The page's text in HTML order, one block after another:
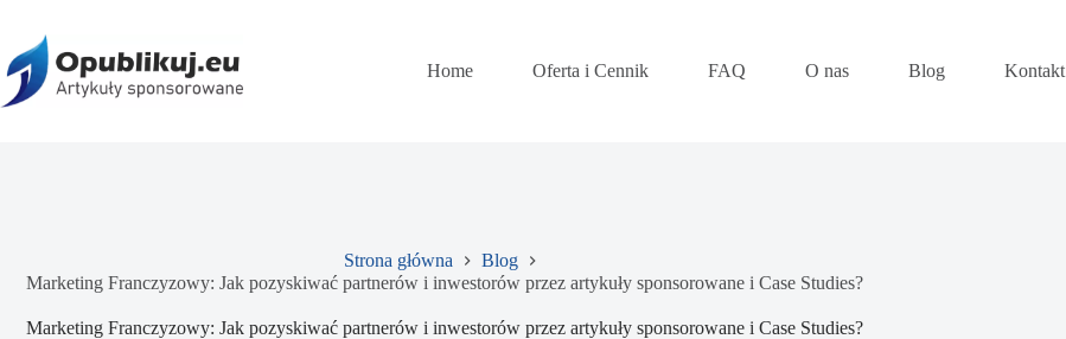
treści
Home
Oferta i Cennik FAQ O nas Blog Kontakt
Strona główna
Blog
Marketing Franczyzowy: Jak pozyskiwać partnerów i inwestorów przez artykuły sponsorowane i Case Studies?
Marketing Franczyzowy: Jak pozyskiwać partnerów i inwestorów przez artykuły sponsorowane i Case Studies?